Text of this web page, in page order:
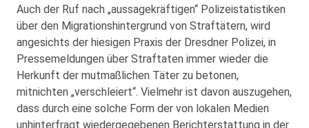
Auch der Ruf nach „aussagekräftigen“ Polizeistatistiken
über den Migrationshintergrund von Straftätern, wird
angesichts der hiesigen Praxis der Dresdner Polizei, in
Pressemeldungen über Straftaten immer wieder die
Herkunft der mutmaßlichen Täter zu betonen,
mitnichten „verschleiert“. Vielmehr ist davon auszugehen,
dass durch eine solche Form der von lokalen Medien
unhinterfragt wiedergegebenen Berichterstattung in der